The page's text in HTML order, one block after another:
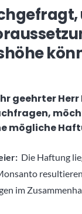
geehrter
mögliche
Die Haftung
im